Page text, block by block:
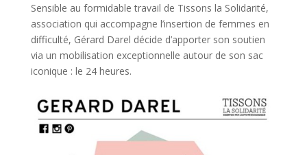
Sensible au formidable travail de Tissons la Solidarité,
association qui accompagne l’insertion de femmes en
difficulté, Gérard Darel décide d’apporter son soutien
via un mobilisation exceptionnelle autour de son sac
iconique : le 24 heures.